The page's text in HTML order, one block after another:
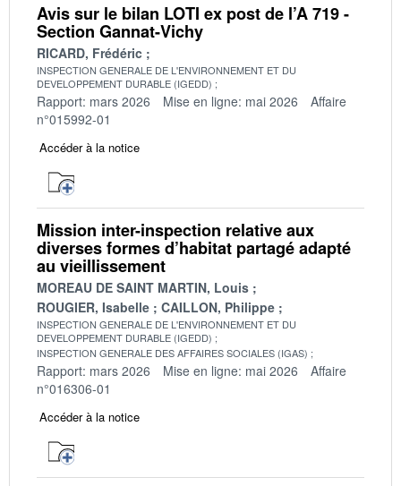
Avis sur le bilan LOTI ex post de l’A 719 -
Section Gannat-Vichy
RICARD, Frédéric
INSPECTION GENERALE DE L'ENVIRONNEMENT ET DU
DEVELOPPEMENT DURABLE (IGEDD)
Rapport: mars 2026 Mise en ligne: mai 2026
Affaire
n°015992-01
Accéder à la notice
Mission inter-inspection relative aux
diverses formes d’habitat partagé adapté
au vieillissement
MOREAU DE SAINT MARTIN, Louis
ROUGIER, Isabelle
CAILLON, Philippe
INSPECTION GENERALE DE L'ENVIRONNEMENT ET DU
DEVELOPPEMENT DURABLE (IGEDD)
INSPECTION GENERALE DES AFFAIRES SOCIALES (IGAS)
Rapport: mars 2026 Mise en ligne: mai 2026
Affaire
n°016306-01
Accéder à la notice